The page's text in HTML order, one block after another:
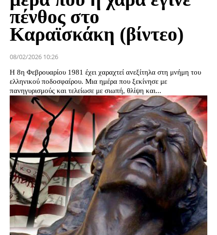
πένθος στο
Καραϊσκάκη (βίντεο)
08/02/2026 10:26
Η 8η Φεβρουαρίου 1981 έχει χαραχτεί ανεξίτηλα στη μνήμη του
ελληνικού ποδοσφαίρου. Μια ημέρα που ξεκίνησε με
πανηγυρισμούς και τελείωσε με σιωπή, θλίψη και...